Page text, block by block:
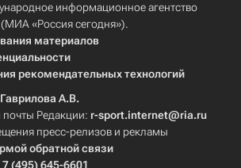
информационное агентство
(МИА «Россия сегодня»).
материалов
рекомендательных технологий
Гаврилова А.В.
Редакции: r-sport.internet@ria.ru
пресс-релизов и рекламы
обратной связи
7 (495) 645-6601